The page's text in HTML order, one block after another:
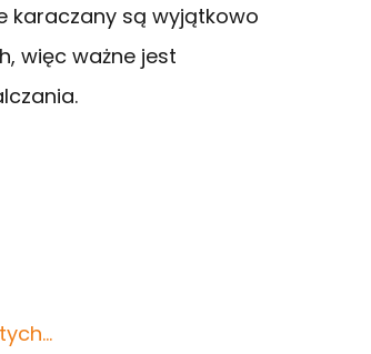
karaczany są wyjątkowo
więc ważne jest